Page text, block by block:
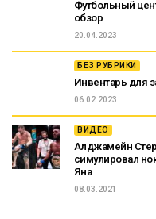
Футбольный
обзор
20.04.2023
БЕЗ РУБРИКИ
Инвентарь для
06.02.2023
ВИДЕО
Алджамейн
симулировал
Яна
08.03.2021